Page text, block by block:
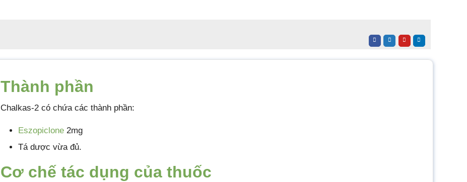
Thành phần
Chalkas-2 có chứa các thành phần:
Eszopiclone 2mg
Tá dược vừa đủ.
Cơ chế tác dụng của thuốc